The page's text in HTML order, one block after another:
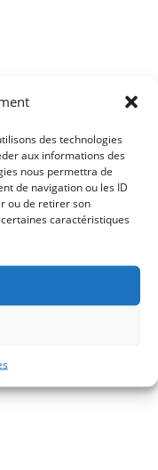
des technologies
aux informations des
nous permettra de
de navigation ou les ID
ou de retirer son
caractéristiques